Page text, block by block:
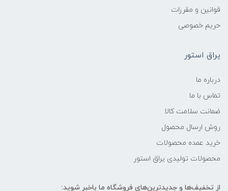
قوانین و مقررات
حریم خصوصی
یراق استور
درباره ما
تماس با ما
ضمانت سلامت کالا
روش ارسال محصول
خرید عمده محصولات
محصولات تولیدی یراق استور
از تخفیف‌ها و جدیدترین‌های فروشگاه ما باخبر شوید: